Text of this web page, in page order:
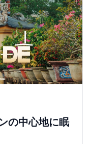
の中心地に眠